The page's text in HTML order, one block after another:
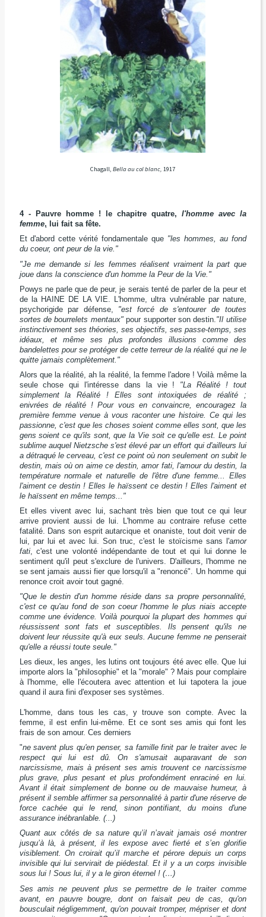
Chagall,Bella au col blanc, 1917
4 - Pauvre homme ! le chapitre quatre, l'homme avec la
femme, lui fait sa fête.
Et d'abord cette vérité fondamentale que "les hommes, au fond
du coeur, ont peur de la vie."
"Je me demande si les femmes réalisent vraiment la part que
joue dans la conscience d'un homme la Peur de la Vie."
Powys ne parle que de peur, je serais tenté de parler de la peur et
de la HAINE DE LA VIE. L'homme, ultra vulnérable par nature,
psychorigide par défense, "est forcé de s'entourer de toutes
sortes de bourrelets mentaux"pour supporter son destin. "Il utilise
instinctivement ses théories, ses objectifs, ses passe-temps, ses
idéaux, et même ses plus profondes illusions comme des
bandelettes pour se protéger de cette terreur de la réalité qui ne le
quitte jamais complètement."
Alors que la réalité, ah la réalité, la femme l'adore ! Voilà même la
seule chose qui l'intéresse dans la vie ! "La Réalité ! tout
simplement la Réalité ! Elles sont intoxiquées de réalité ;
enivrées de réalité ! Pour vous en convaincre, encouragez la
première femme venue à vous raconter une histoire. Ce qui les
passionne, c'est que les choses soient comme elles sont, que les
gens soient ce qu'ils sont, que la Vie soit ce qu'elle est. Le point
sublime auquel Nietzsche s'est élevé par un effort qui d'ailleurs lui
a détraqué le cerveau, c'est ce point où non seulement on subit le
destin, mais où on aime ce destin, amor fati, l'amour du destin, la
température normale et naturelle de l'être d'une femme... Elles
l'aiment ce destin ! Elles le haïssent ce destin ! Elles l'aiment et
le haïssent en même temps..."
Et elles vivent avec lui, sachant très bien que tout ce qui leur
arrive provient aussi de lui. L'homme au contraire refuse cette
fatalité. Dans son esprit autarcique et onaniste, tout doit venir de
lui, par lui et avec lui. Son truc, c'est le stoïcisme sans l'amor
fati, c'est une volonté indépendante de tout et qui lui donne le
sentiment qu'il peut s'exclure de l'univers. D'ailleurs, l'homme ne
se sent jamais aussi fier que lorsqu'il a "renoncé". Un homme qui
renonce croit avoir tout gagné.
"Que le destin d'un homme réside dans sa propre personnalité,
c'est ce qu'au fond de son coeur l'homme le plus niais accepte
comme une évidence. Voilà pourquoi la plupart des hommes qui
réussissent sont fats et susceptibles. Ils pensent qu'ils ne
doivent leur réussite qu'à eux seuls. Aucune femme ne penserait
qu'elle a réussi toute seule."
Les dieux, les anges, les lutins ont toujours été avec elle. Que lui
importe alors la "philosophie" et la "morale" ? Mais pour complaire
à l'homme, elle l'écoutera avec attention et lui tapotera la joue
quand il aura fini d'exposer ses systèmes.
L'homme, dans tous les cas, y trouve son compte. Avec la
femme, il est enfin lui-même. Et ce sont ses amis qui font les
frais de son amour. Ces derniers
"ne savent plus qu'en penser, sa famille finit par le traiter avec le
respect qui lui est dû. On s'amusait auparavant de son
narcissisme, mais à présent ses amis trouvent ce narcissisme
plus grave, plus pesant et plus profondément enraciné en lui.
Avant il était simplement de bonne ou de mauvaise humeur, à
présent il semble affirmer sa personnalité à partir d'une réserve de
force cachée qui le rend, sinon pontifiant, du moins d'une
assurance inébranlable. (...)
Quant aux côtés de sa nature qu’il n’avait jamais osé montrer
jusqu’à là, à présent, il les expose avec fierté et s’en glorifie
visiblement. On croirait qu’il marche et pérore depuis un corps
invisible qui lui servirait de piédestal. Et il y a un corps invisible
sous lui ! Sous lui, il y a le giron éternel ! (…)
Ses amis ne peuvent plus se permettre de le traiter comme
avant, en pauvre bougre, dont on faisait peu de cas, qu'on
bousculait négligemment, qu'on pouvait tromper, mépriser et dont